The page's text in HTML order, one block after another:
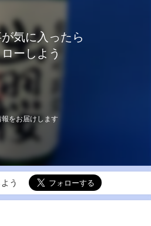
気に入ったら
ーしよう
報をお届けします
う